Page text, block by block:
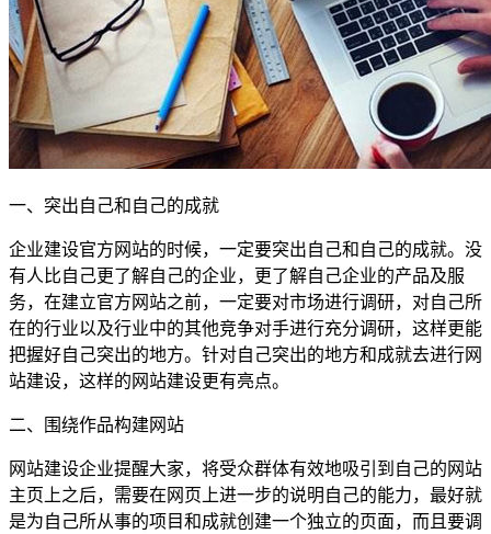
一、突出自己和自己的成就
企业建设官方网站的时候，一定要突出自己和自己的成就。没
有人比自己更了解自己的企业，更了解自己企业的产品及服
务，在建立官方网站之前，一定要对市场进行调研，对自己所
在的行业以及行业中的其他竞争对手进行充分调研，这样更能
把握好自己突出的地方。针对自己突出的地方和成就去进行网
站建设，这样的网站建设更有亮点。
二、围绕作品构建网站
网站建设企业提醒大家，将受众群体有效地吸引到自己的网站
主页上之后，需要在网页上进一步的说明自己的能力，最好就
是为自己所从事的项目和成就创建一个独立的页面，而且要调